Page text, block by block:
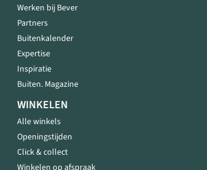
Werken bij Bever
Partners
Buitenkalender
Expertise
Inspiratie
Buiten. Magazine
WINKELEN
Alle winkels
Openingstijden
Click & collect